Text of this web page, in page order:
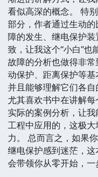
看似高深的概念。 特
部分，作者通过生动
障的发生、继电保护
致，让我这个“小白”
故障的分析也做得非
动保护、距离保护等基
并且能够理解它们各
尤其喜欢书中在讲解
实际的案例分析，让
工程中应用的，这极
力。 总而言之，如果
继电保护感到迷茫，
会带领你从零开始，一